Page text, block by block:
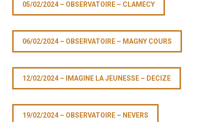
05/02/2024 – OBSERVATOIRE – CLAMECY
06/02/2024 – OBSERVATOIRE – MAGNY COURS
12/02/2024 – IMAGINE LA JEUNESSE – DECIZE
19/02/2024 – OBSERVATOIRE – NEVERS